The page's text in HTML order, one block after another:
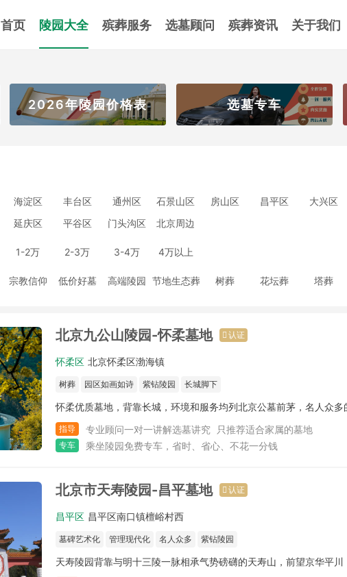
首页 陵园大全 殡葬服务 选墓顾问 殡葬资讯 关于我们
2026年陵园价格表 选墓专车
海淀区 丰台区 通州区 石景山区 房山区 昌平区 大兴区
延庆区 平谷区 门头沟区 北京周边
1-2万 2-3万 3-4万 4万以上
宗教信仰 低价好墓 高端陵园 节地生态葬 树葬 花坛葬 塔葬
北京九公山陵园-怀柔墓地 认证
怀柔区 北京怀柔区渤海镇
树葬 园区如画如诗 紫钻陵园 长城脚下
怀柔优质墓地，背靠长城，环境和服务均列北京公墓前茅，名人众多
指导 专业顾问一对一讲解选墓讲究 只推荐适合家属的墓地
专车 乘坐陵园免费专车，省时、省心、不花一分钱
北京市天寿陵园-昌平墓地 认证
昌平区 昌平区南口镇檀峪村西
墓碑艺术化 管理现代化 名人众多 紫钻陵园
天寿陵园背靠与明十三陵一脉相承气势磅礴的天寿山，前望京华平川